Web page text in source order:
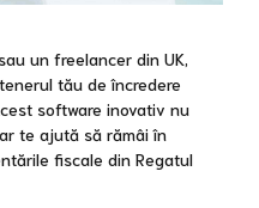
un freelancer din UK,
tău de încredere
software inovativ nu
te ajută să rămâi în
fiscale din Regatul